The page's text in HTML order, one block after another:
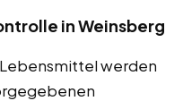
in Weinsberg
werden